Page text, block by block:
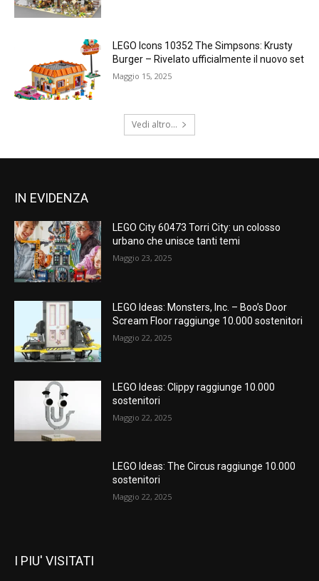
LEGO Icons 10352 The Simpsons: Krusty
Burger – Rivelato ufficialmente il nuovo set
Maggio 15, 2025
Vedi altro...
IN EVIDENZA
LEGO City 60473 Torri City: un colosso
urbano che unisce tanti temi
Maggio 23, 2025
LEGO Ideas: Monsters, Inc. – Boo’s Door
Scream Floor raggiunge 10.000 sostenitori
Maggio 22, 2025
LEGO Ideas: Clippy raggiunge 10.000
sostenitori
Maggio 22, 2025
LEGO Ideas: The Circus raggiunge 10.000
sostenitori
Maggio 22, 2025
I PIU' VISITATI